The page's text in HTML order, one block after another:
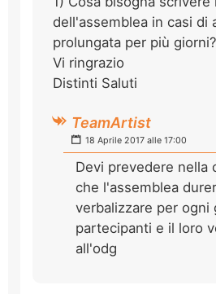
dell'assemblea in casi di
prolungata per più giorni?
Vi ringrazio
Distinti Saluti
TeamArtist
18 Aprile 2017 alle 17:00
Devi prevedere nella
che l'assemblea
verbalizzare per ogni
partecipanti e il loro
all'odg